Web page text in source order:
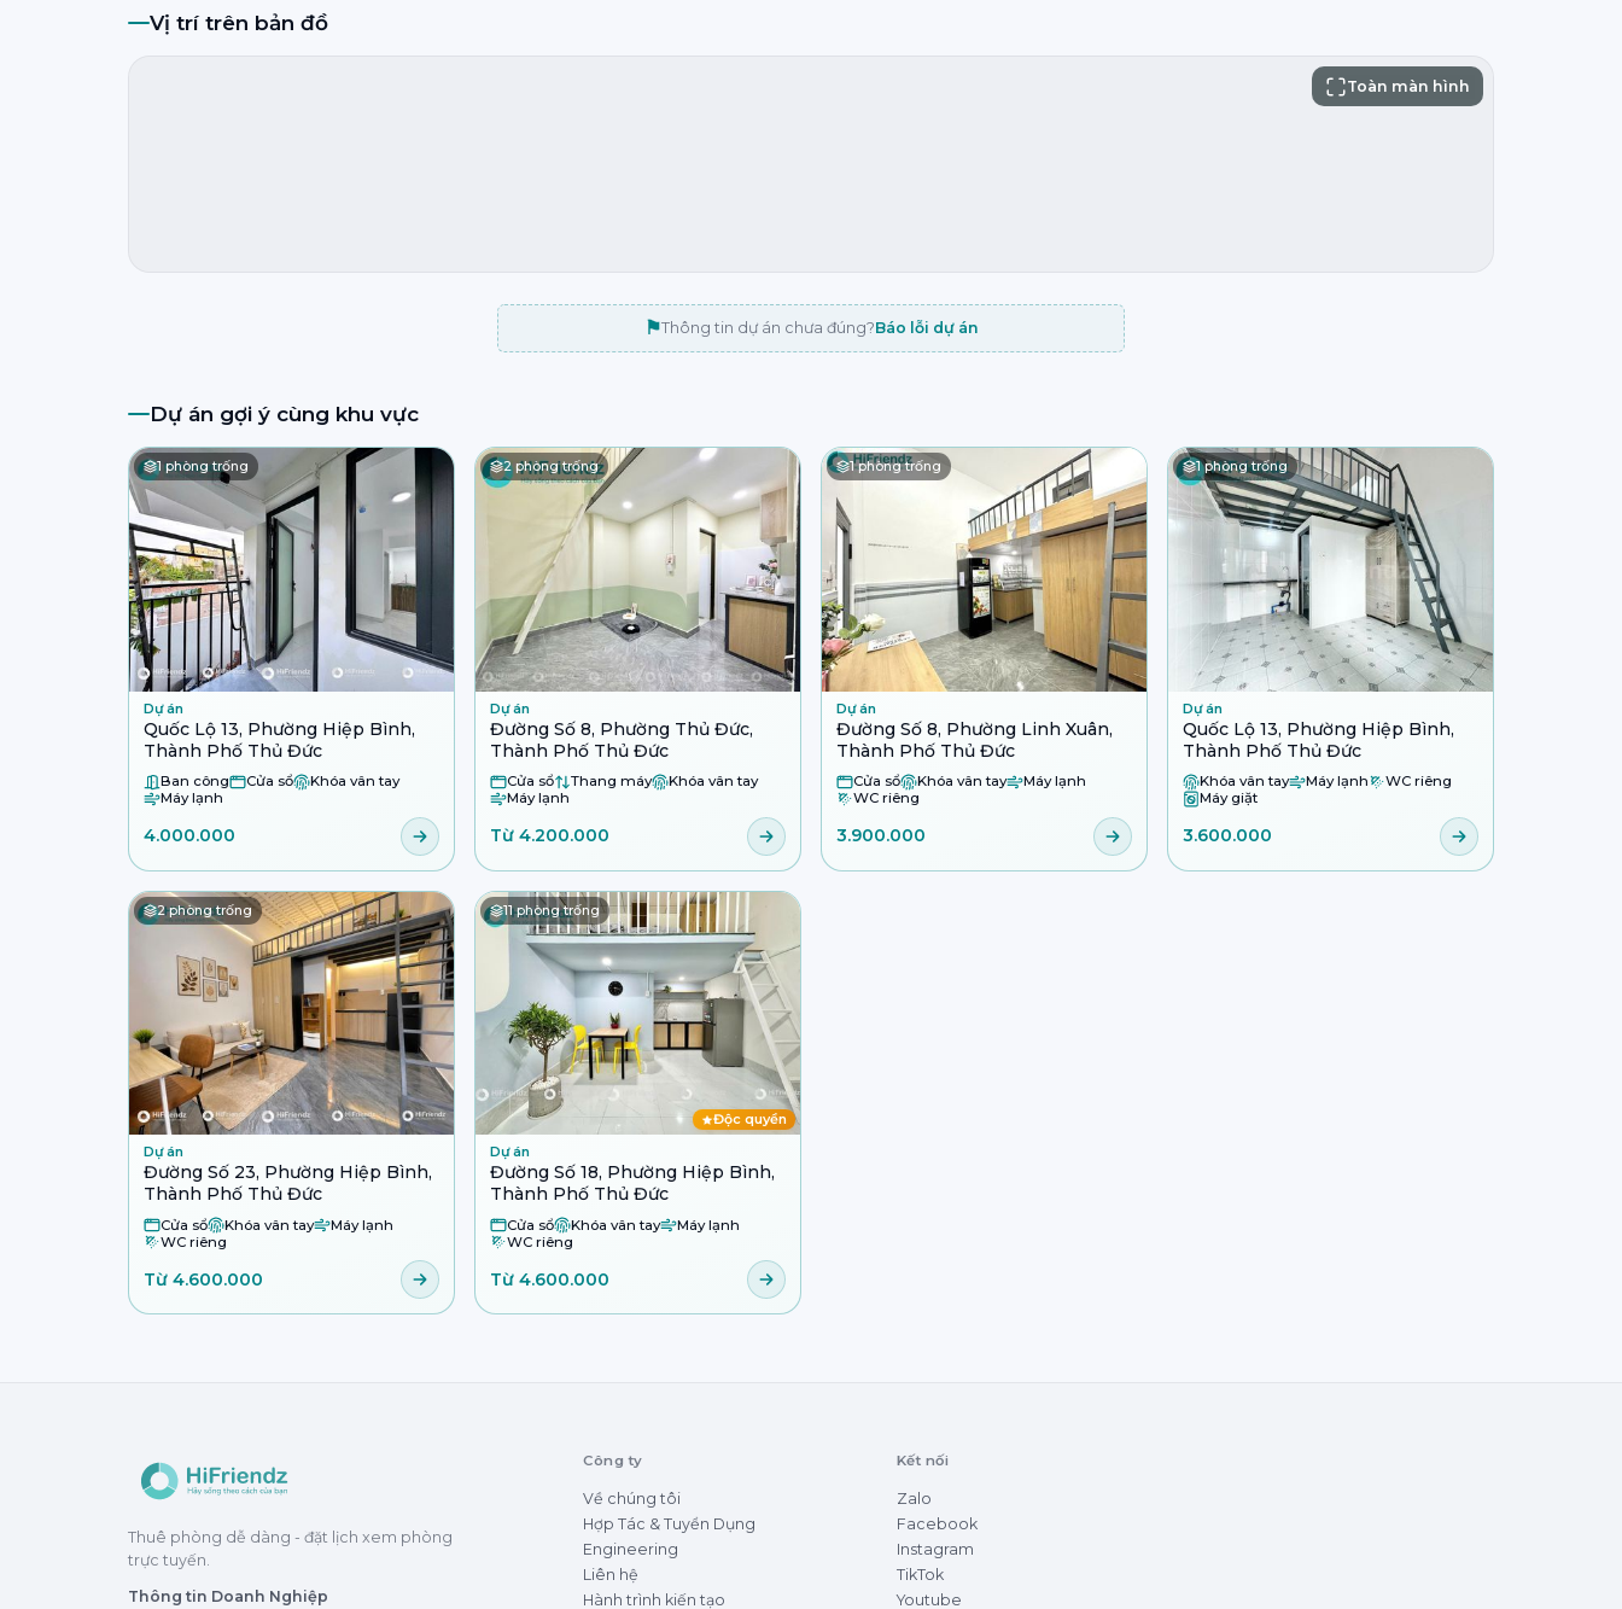
Vị trí trên bản đồ
Toàn màn hình
⚑Thông tin dự án chưa đúng?Báo lỗi dự án
Dự án gợi ý cùng khu vực
1 phòng trống
Dự án
Quốc Lộ 13, Phường Hiệp Bình,
Thành Phố Thủ Đức
Ban công Cửa sổ
Khóa vân tay
Máy lạnh
4.000.000
2phòng trống
Dự án
Đường Số 8, Phường Thủ Đức,
Thành Phố Thủ Đức
Cửa sổ Thang máy
Khóa vân tay
Máy lạnh
Từ 4.200.000
1phòng trống
Dự án
Đường Số 8, Phường Linh Xuân,
Thành Phố Thủ Đức
Cửa sổ Khóa vân tay
Máy lạnh
WC riêng
3.900.000
1phòng trống
Dự án
Quốc Lộ 13, Phường Hiệp Bình,
Thành Phố Thủ Đức
Khóa vân tay Máy lạnh
WC riêng
Máy giặt
3.600.000
2phòng trống
Dự án
Đường Số 23, Phường Hiệp Bình,
Thành Phố Thủ Đức
Cửa sổ Khóa vân tay
Máy lạnh
WC riêng
Từ 4.600.000
11phòng trống
Độc quyền
Dự án
Đường Số 18, Phường Hiệp Bình,
Thành Phố Thủ Đức
Cửa sổ Khóa vân tay
Máy lạnh
WC riêng
Từ 4.600.000
Thuê phòng dễ dàng - đặt lịch xem phòng
trực tuyến.
Thông tin Doanh Nghiệp
Công ty
Về chúng tôi
Hợp Tác & Tuyển Dụng
Engineering
Liên hệ
Hành trình kiến tạo
Kết nối
Zalo
Facebook
Instagram
TikTok
Youtube